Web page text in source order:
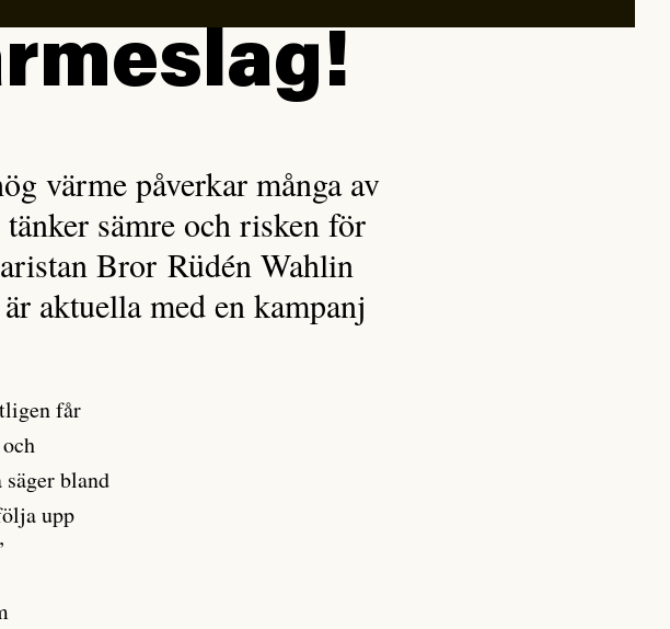
värme påverkar många av
sämre och risken för
Bror Rüdén Wahlin
aktuella med en kampanj
får
bland
upp